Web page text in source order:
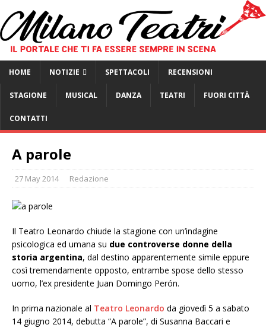
HOME NOTIZIE SPETTACOLI RECENSIONI
STAGIONE MUSICAL DANZA TEATRI FUORI CITTÀ
CONTATTI
A parole
27 May 2014 Redazione
Il Teatro Leonardo chiude la stagione con un’indagine
psicologica ed umana su due controverse donne della
storia argentina, dal destino apparentemente simile eppure
così tremendamente opposto, entrambe spose dello stesso
uomo, l’ex presidente Juan Domingo Perón.
In prima nazionale al Teatro Leonardo da giovedì 5 a sabato
14 giugno 2014, debutta “A parole”, di Susanna Baccari e